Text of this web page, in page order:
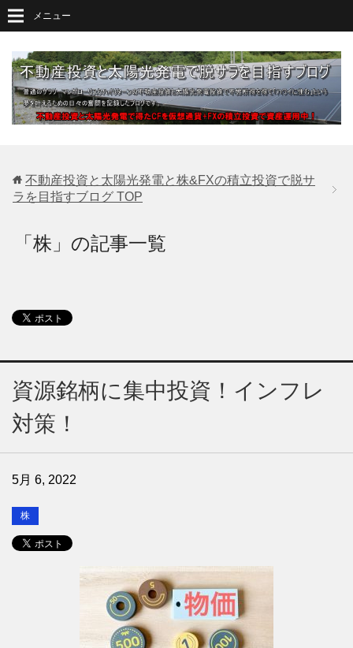
メニュー
不動産投資と太陽光発電と株&FXの積立投資で脱サ
ラを目指すブログ TOP
「株」の記事一覧
資源銘柄に集中投資！インフレ
対策！
5月 6, 2022
株